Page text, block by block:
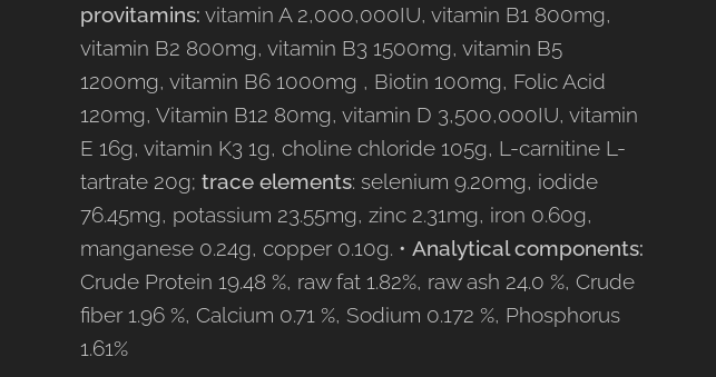
provitamins: vitamin A 2,000,000IU, vitamin B1 800mg,
vitamin B2 800mg, vitamin B3 1500mg, vitamin B5
1200mg, vitamin B6 1000mg , Biotin 100mg, Folic Acid
120mg, Vitamin B12 80mg, vitamin D 3,500,000IU, vitamin
E 16g, vitamin K3 1g, choline chloride 105g, L-carnitine L-
tartrate 20g; trace elements: selenium 9.20mg, iodide
76.45mg, potassium 23.55mg, zinc 2.31mg, iron 0.60g,
manganese 0.24g, copper 0.10g. • Analytical components:
Crude Protein 19.48 %, raw fat 1.82%, raw ash 24.0 %, Crude
fiber 1.96 %, Calcium 0.71 %, Sodium 0.172 %, Phosphorus
1.61%